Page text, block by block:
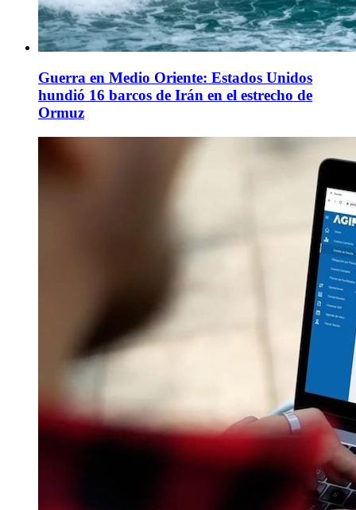
Guerra en Medio Oriente: Estados Unidos
hundió 16 barcos de Irán en el estrecho de
Ormuz